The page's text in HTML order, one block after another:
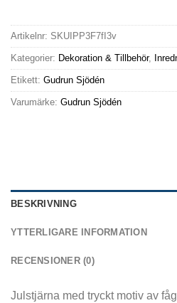
Artikelnr: SKUIPP3F7fI3v
Kategorier: Dekoration & Tillbehör,
Etikett: Gudrun Sjödén
Varumärke: Gudrun Sjödén
BESKRIVNING
YTTERLIGARE INFORMATION
RECENSIONER (0)
Julstjärna med tryckt motiv av